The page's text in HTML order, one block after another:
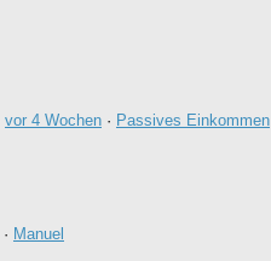
vor 4 Wochen · Passives Einkommen
· Manuel